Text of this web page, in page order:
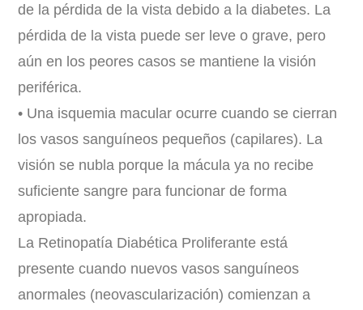
de la pérdida de la vista debido a la diabetes. La
pérdida de la vista puede ser leve o grave, pero
aún en los peores casos se mantiene la visión
periférica.
• Una isquemia macular ocurre cuando se cierran
los vasos sanguíneos pequeños (capilares). La
visión se nubla porque la mácula ya no recibe
suficiente sangre para funcionar de forma
apropiada.
La Retinopatía Diabética Proliferante está
presente cuando nuevos vasos sanguíneos
anormales (neovascularización) comienzan a